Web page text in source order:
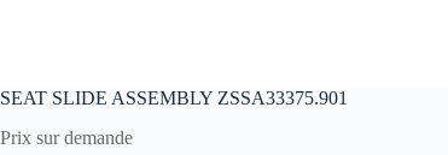
SEAT SLIDE ASSEMBLY ZSSA33375.901
Prix sur demande